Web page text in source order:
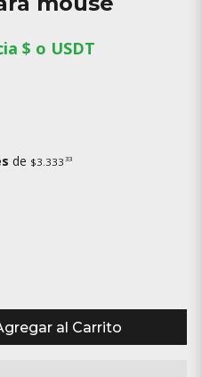
$ o USDT
de $3.333 33
al Carrito